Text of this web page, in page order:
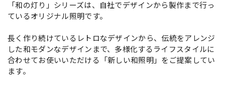
「和の灯り」シリーズは、自社でデザインから製作まで行っ
ているオリジナル照明です。
長く作り続けているレトロなデザインから、伝統をアレンジ
した和モダンなデザインまで、多様化するライフスタイルに
合わせてお使いいただける「新しい和照明」をご提案してい
ます。